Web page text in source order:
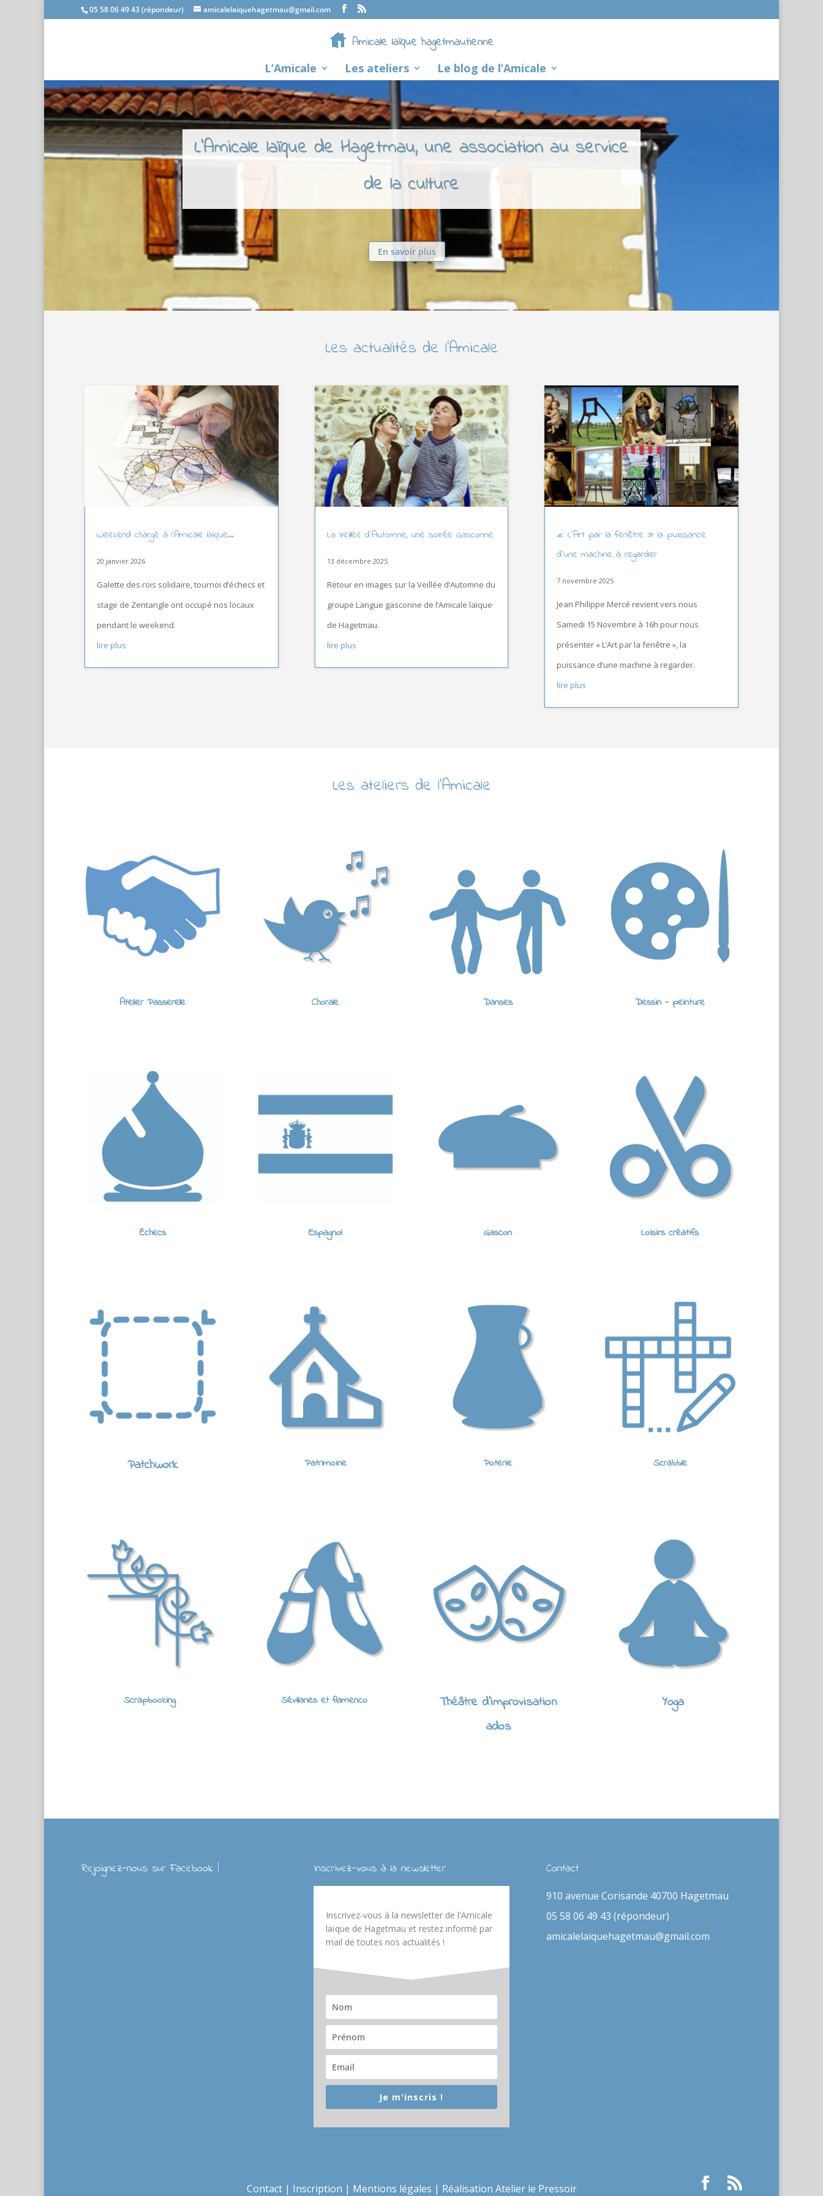
05 58 06 49 43 (répondeur) amicalelaiquehagetmau@gmail.com
L’Amicale Les ateliers Le blog de l’Amicale
L'Amicale laïque de Hagetmau, une association au service
de la culture
En savoir plus
Les actualités de l’Amicale
Weekend chargé à l’Amicale laïque…
20 janvier 2026
Galette des rois solidaire, tournoi d’échecs et
stage de Zentangle ont occupé nos locaux
pendant le weekend.
lire plus
La Veillée d’Automne, une soirée Gasconne
13 décembre 2025
Retour en images sur la Veillée d’Automne du
groupe Langue gasconne de l’Amicale laïque
de Hagetmau.
lire plus
« L’Art par la fenêtre » la puissance
d’une machine à regarder
7 novembre 2025
Jean Philippe Mercé revient vers nous
Samedi 15 Novembre à 16h pour nous
présenter « L’Art par la fenêtre », la
puissance d’une machine à regarder.
lire plus
Les ateliers de l’Amicale
Atelier Passerelle Chorale Danses Dessin - peinture
Échecs Espagnol Gascon Loisirs créatifs
Patchwork Patrimoine Poterie Scrabble
Scrapbooking Sévillanes et flamenco
Théâtre d'improvisation
ados
Yoga
Rejoignez-nous sur Facebook ! Inscrivez-vous à la newsletter
Inscrivez-vous à la newsletter de l'Amicale
laïque de Hagetmau et restez informé par
mail de toutes nos actualités !
Je m'inscris !
Contact
910 avenue Corisande 40700 Hagetmau
05 58 06 49 43 (répondeur)
amicalelaiquehagetmau@gmail.com
Contact| Inscription | Mentions légales | Réalisation Atelier le Pressoir